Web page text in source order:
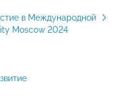
в Международной
Moscow 2024